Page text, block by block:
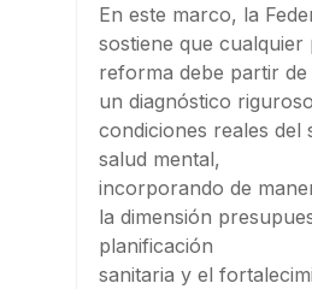
En este marco, la
sostiene que cualquier
reforma debe partir de
un diagnóstico
condiciones reales del
salud mental,
incorporando de
la dimensión
planificación
sanitaria y el